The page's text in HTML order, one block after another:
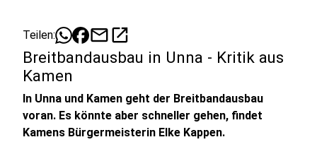
Teilen: mailopen_in_new
Breitbandausbau in Unna - Kritik aus
Kamen
In Unna und Kamen geht der Breitbandausbau
voran. Es könnte aber schneller gehen, findet
Kamens Bürgermeisterin Elke Kappen.